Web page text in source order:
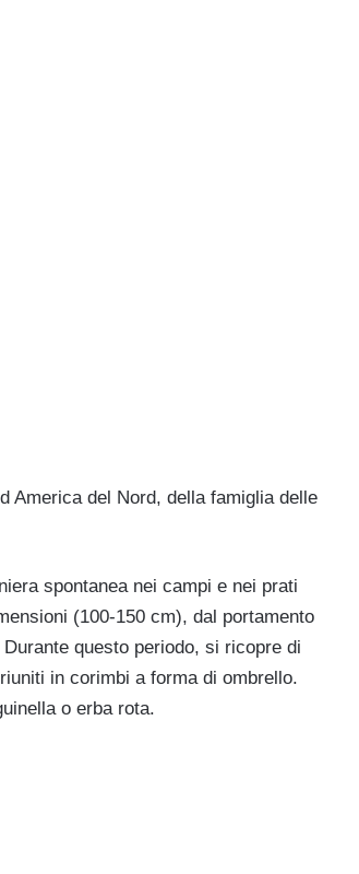
America del Nord, della famiglia delle
spontanea nei campi e nei prati
(100-150 cm), dal portamento
questo periodo, si ricopre di
in corimbi a forma di ombrello.
o erba rota.